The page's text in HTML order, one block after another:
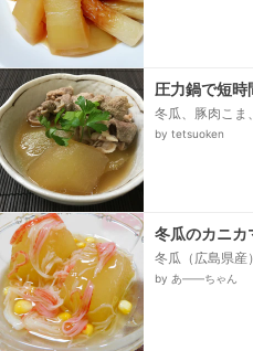
圧力鍋で短
冬瓜、豚肉こま
糖、酒
by tetsuoken
冬瓜のカニカ
冬瓜（広島県産
縮、◎水、片栗粉
by あ——ちゃん